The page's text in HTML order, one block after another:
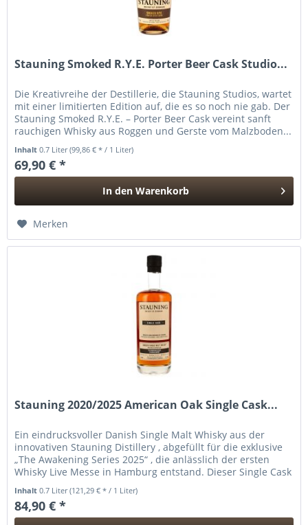
Stauning Smoked R.Y.E. Porter Beer Cask Studio...
Die Kreativreihe der Destillerie, die Stauning Studios, wartet
mit einer limitierten Edition auf, die es so noch nie gab. Der
Stauning Smoked R.Y.E. – Porter Beer Cask vereint sanft
rauchigen Whisky aus Roggen und Gerste vom Malzboden...
Inhalt0.7 Liter(99,86 € * / 1 Liter)
69,90 € *
In den Warenkorb
Merken
Stauning 2020/2025 American Oak Single Cask...
Ein eindrucksvoller Danish Single Malt Whisky aus der
innovativen Stauning Distillery , abgefüllt für die exklusive
„The Awakening Series 2025“ , die anlässlich der ersten
Whisky Live Messe in Hamburg entstand. Dieser Single Cask
Inhalt0.7 Liter(121,29 € * / 1 Liter)
84,90 € *